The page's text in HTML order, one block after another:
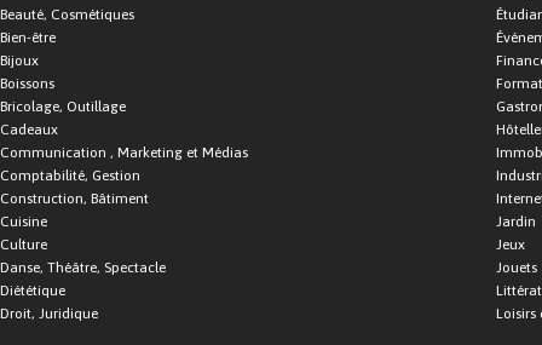
Beauté, Cosmétiques
Bien-être
Bijoux
Boissons
Bricolage, Outillage
Cadeaux
Communication , Marketing et Médias
Comptabilité, Gestion
Construction, Bâtiment
Cuisine
Culture
Danse, Théâtre, Spectacle
Diététique
Droit, Juridique
Jardin
Jeux
Jouets
Loisirs